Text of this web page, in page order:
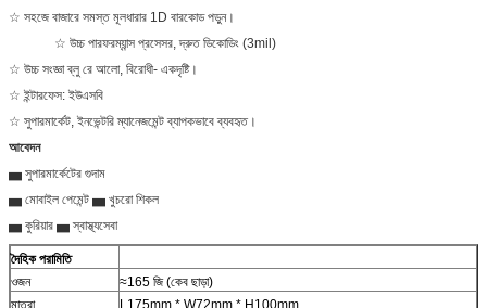
☆ সহজে বাজারে সমস্ত মূলধারার 1D বারকোড পড়ুন।
☆ উচ্চ পারফরম্যান্স প্রসেসর, দ্রুত ডিকোডিং (3mil)
☆ উচ্চ সংজ্ঞা ব্লু রে আলো, বিরোধী- একদৃষ্টি।
☆ ইন্টারফেস: ইউএসবি
☆ সুপারমার্কেট, ইনভেন্টরি ম্যানেজমেন্ট ব্যাপকভাবে ব্যবহৃত।
আবেদন
▅ সুপারমার্কেটের গুদাম
▅ মোবাইল পেমেন্ট ▅ খুচরো শিকল
▅ কুরিয়ার ▅ স্বাস্থ্যসেবা
দৈহিক পরামিতি
ওজন
≈165 জি (কেব ছাড়া)
মাত্রা
L175mm * W72mm * H100mm